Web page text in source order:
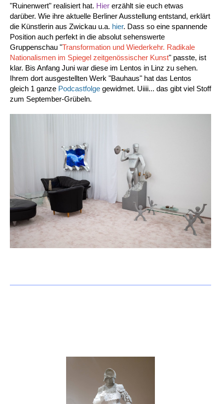
"Ruinenwert" realisiert hat. Hier erzählt sie euch etwas
darüber. Wie ihre aktuelle Berliner Ausstellung entstand, erklärt
die Künstlerin aus Zwickau u.a. hier. Dass so eine spannende
Position auch perfekt in die absolut sehenswerte
Gruppenschau "Transformation und Wiederkehr. Radikale
Nationalismen im Spiegel zeitgenössischer Kunst" passte, ist
klar. Bis Anfang Juni war diese im Lentos in Linz zu sehen.
Ihrem dort ausgestellten Werk "Bauhaus" hat das Lentos
gleich 1 ganze Podcastfolge gewidmet. Uiiii... das gibt viel Stoff
zum September-Grübeln.